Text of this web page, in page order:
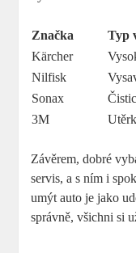
Značka
Typ
Kärcher
Nilfisk
Sonax
3M
Závěrem, dobré
servis, a s ním i
umýt auto je jako
správně, všichni si